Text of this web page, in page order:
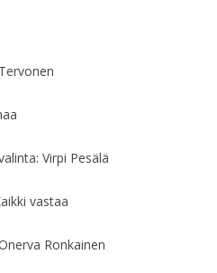
Virpi Pesälä
vastaa
Ronkainen